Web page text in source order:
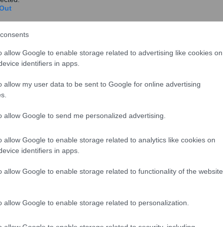
allow Google to enable storage related to advertising like cookies on
identifiers in apps.
allow my user data to be sent to Google for online advertising
allow Google to send me personalized advertising.
allow Google to enable storage related to analytics like cookies on
identifiers in apps.
allow Google to enable storage related to functionality of the website
allow Google to enable storage related to personalization.
επίδομα 2.000 ευρώ από τη γέννηση του
να πάρει τα υπόλοιπα 400 ευρώ. Απάντησε:«Έως
καταβολή στην ουσία» απάντησε και ανέφερε πως
κάθε χρόνο στη χώρα μας ».